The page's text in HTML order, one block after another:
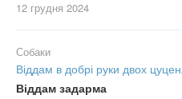
12 грудня 2024
Собаки
Віддам в добрі руки двох
Віддам задарма